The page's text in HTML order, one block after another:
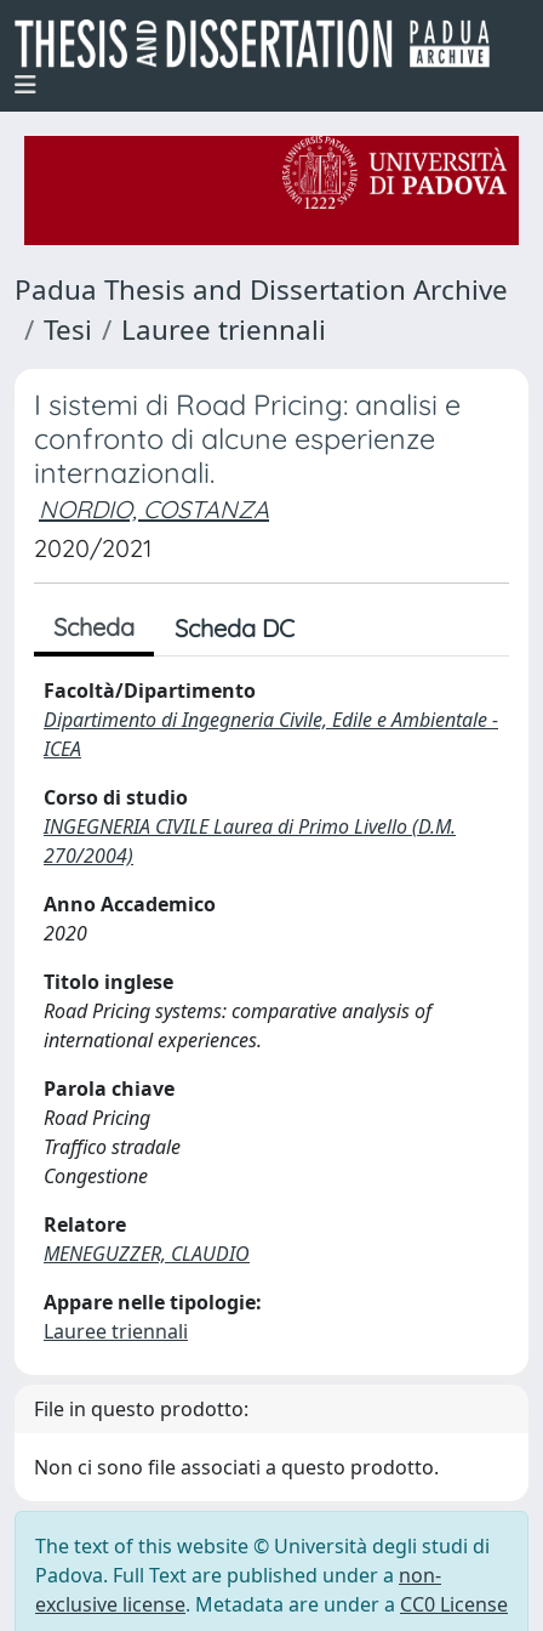
Padua Thesis and Dissertation Archive
Tesi
Lauree triennali
I sistemi di Road Pricing: analisi e
confronto di alcune esperienze
internazionali.
NORDIO, COSTANZA
2020/2021
Scheda Scheda DC
Facoltà/Dipartimento
Dipartimento di Ingegneria Civile, Edile e Ambientale -
ICEA
Corso di studio
INGEGNERIA CIVILE Laurea di Primo Livello (D.M.
270/2004)
Anno Accademico
2020
Titolo inglese
Road Pricing systems: comparative analysis of
international experiences.
Parola chiave
Road Pricing
Traffico stradale
Congestione
Relatore
MENEGUZZER, CLAUDIO
Appare nelle tipologie:
Lauree triennali
File in questo prodotto:
Non ci sono file associati a questo prodotto.
The text of this website © Università degli studi di
Padova. Full Text are published under a non-
exclusive license. Metadata are under a CC0 License